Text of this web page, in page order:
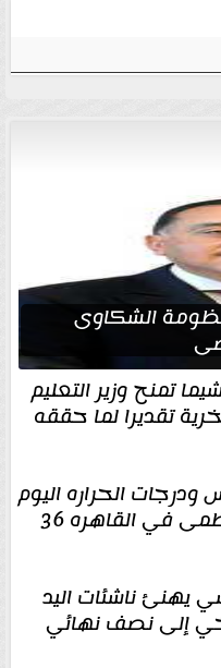
الشكاوى
تمنح وزير التعليم
تقديرا لما حققه
الحراره اليوم
السبت... العظمى في القاهره 36
يهنئ ناشئات اليد
إلى نصف نهائي